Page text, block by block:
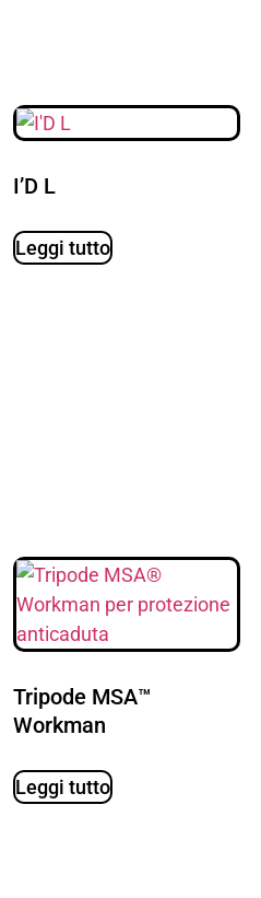
I’D L
Leggi tutto
Tripode MSA™
Workman
Leggi tutto